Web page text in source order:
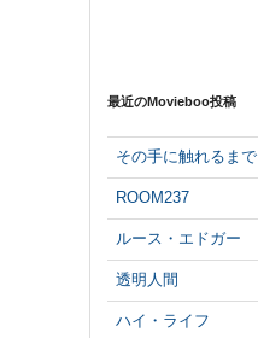
最近のMovieboo投稿
その手に触れるまで
ROOM237
ルース・エドガー
透明人間
ハイ・ライフ